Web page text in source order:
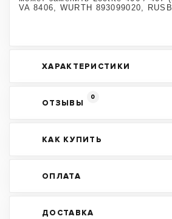
VA 8406, WURTH 893099020,
ХАРАКТЕРИСТИКИ
ОТЗЫВЫ
0
КАК КУПИТЬ
ОПЛАТА
ДОСТАВКА